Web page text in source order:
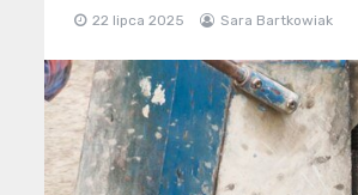
22 lipca 2025 Sara Bartkowiak